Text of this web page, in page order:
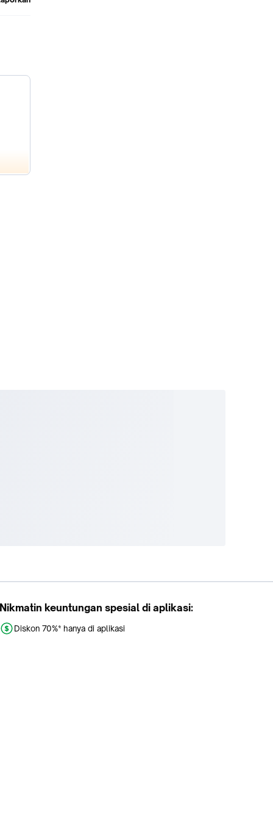
Nikmatin keuntungan spesial di aplikasi:
Diskon 70%* hanya di aplikasi